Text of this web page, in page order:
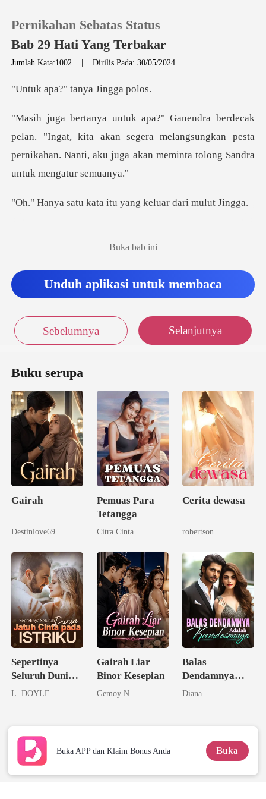
Pengisian Ulang
Riwayat Membaca
Pernikahan Sebatas Status
Bab 29 Hati Yang Terbakar
Jumlah Kata:1002 |Dirilis Pada: 30/05/2024
?" tanya J
gat, kita akan segera melangsungkan pesta
pernikahan. Nanti,
ata itu yang kelua
Buka bab ini
Unduh aplikasi untuk membaca
Sebelumnya Selanjutnya
Buku serupa
Gairah
Destinlove69
Pemuas Para
Tetangga
Citra Cinta
Cerita dewasa
robertson
Sepertinya
Seluruh Dunia
Jatuh Cinta
L. DOYLE
Gairah Liar
Binor Kesepian
Gemoy N
Balas
Dendamnya
Adalah
Diana
Buka APP dan Klaim Bonus Anda Buka